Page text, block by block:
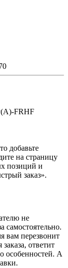
FRHF
добавьте
на страницу
позиций и
заказ».
не
самостоятельно.
вам перезвонит
ответит
особенностей. А